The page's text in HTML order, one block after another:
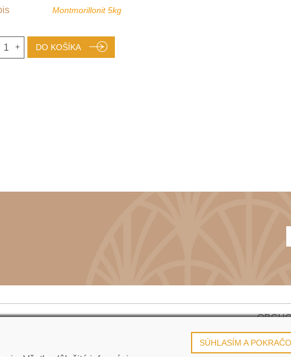
Montmorillonit 5kg
1 DO KOŠÍKA
SÚHLASÍM A